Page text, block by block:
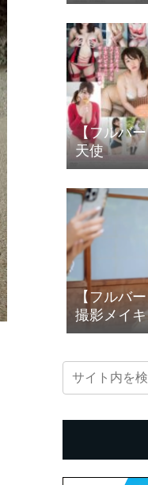
【フルバ
天使
【フルバ
撮影メイ